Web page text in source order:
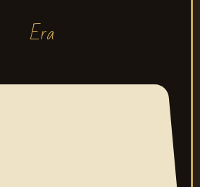
Era